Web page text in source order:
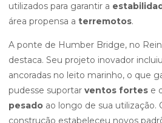
utilizados para garantir a
área propensa a terremotos.
A ponte de Humber Bridge, no
destaca. Seu projeto inovador
ancoradas no leito marinho, o que
pudesse suportar ventos fortes e
pesado ao longo de sua utilização.
construção estabeleceu novos